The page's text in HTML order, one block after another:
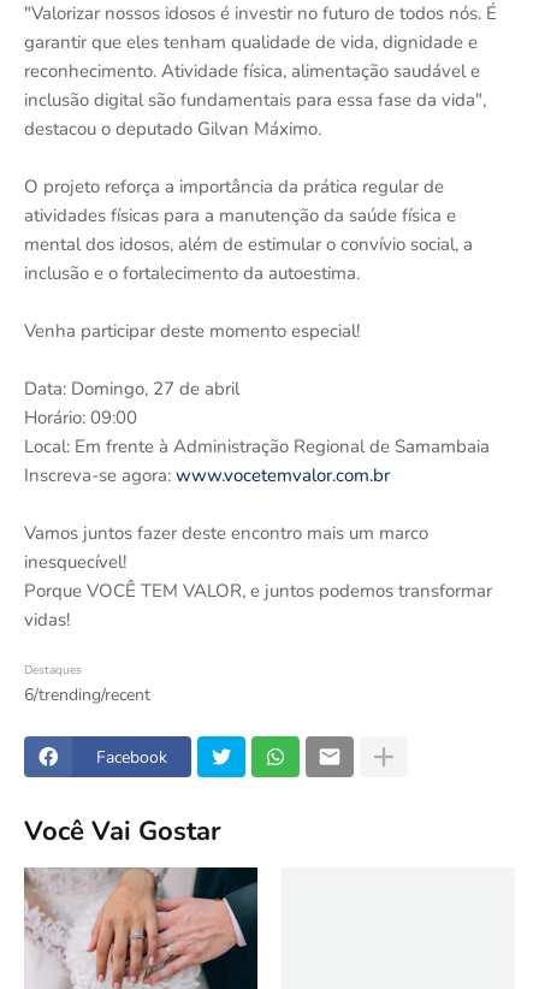
"Valorizar nossos idosos é investir no futuro de todos nós. É
garantir que eles tenham qualidade de vida, dignidade e
reconhecimento. Atividade física, alimentação saudável e
inclusão digital são fundamentais para essa fase da vida",
destacou o deputado Gilvan Máximo.
O projeto reforça a importância da prática regular de
atividades físicas para a manutenção da saúde física e
mental dos idosos, além de estimular o convívio social, a
inclusão e o fortalecimento da autoestima.
Venha participar deste momento especial!
Data: Domingo, 27 de abril
Horário: 09:00
Local: Em frente à Administração Regional de Samambaia
Inscreva-se agora: www.vocetemvalor.com.br
Vamos juntos fazer deste encontro mais um marco
inesquecível!
Porque VOCÊ TEM VALOR, e juntos podemos transformar
vidas!
Destaques
6/trending/recent
Facebook
Você Vai Gostar